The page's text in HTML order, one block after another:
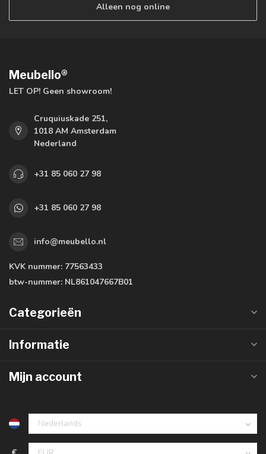
Alleen nog online
Meubello®
LET OP! Geen showroom!
Cruquiuskade 251,
1018 AM Amsterdam
Nederland
+31 85 060 27 98
+31 85 060 27 98
info@meubello.nl
KVK nummer: 77563433
btw-nummer: NL861047667B01
Categorieën
Informatie
Mijn account